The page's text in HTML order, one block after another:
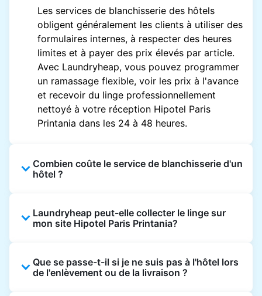
Les services de blanchisserie des hôtels
obligent généralement les clients à utiliser des
formulaires internes, à respecter des heures
limites et à payer des prix élevés par article.
Avec Laundryheap, vous pouvez programmer
un ramassage flexible, voir les prix à l'avance
et recevoir du linge professionnellement
nettoyé à votre réception Hipotel Paris
Printania dans les 24 à 48 heures.
Combien coûte le service de blanchisserie d'un
hôtel ?
fonction de l'établissement et du vêtement et
sont souvent beaucoup plus élevés.
transparente, basée sur les articles, de sorte
que vous ne payez que pour ce que vous
Laundryheap peut-elle collecter le linge sur
mon site Hipotel Paris Printania?
directement à la réception de l'hôtel à l'heure
prévue et vous restituer les articles nettoyés
Que se passe-t-il si je ne suis pas à l'hôtel lors
de l'enlèvement ou de la livraison ?